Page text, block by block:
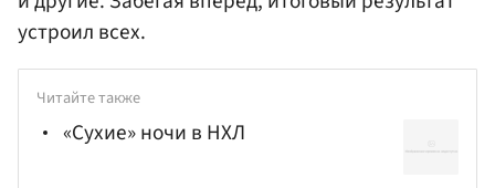
устроил всех.
Читайте также
«Сухие» ночи в НХЛ